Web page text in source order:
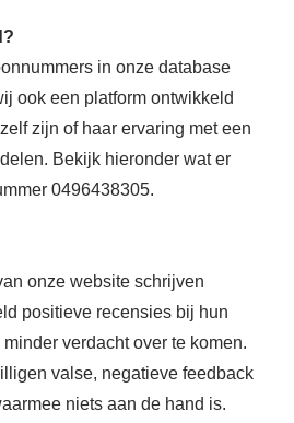
in onze database
ook een platform ontwikkeld
zijn of haar ervaring met een
Bekijk hieronder wat er
0496438305.
onze website schrijven
positieve recensies bij hun
verdacht over te komen.
valse, negatieve feedback
niets aan de hand is.